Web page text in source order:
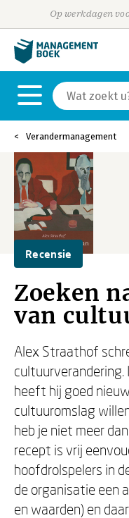
Op werkdagen
Verandermanagement
Recensie
Zoeken
van
Alex Straathof
cultuurverandering.
heeft hij goed
cultuuromslag
heb je niet meer
recept is vrij
hoofdrolspelers in
de organisatie een
en waarden) en